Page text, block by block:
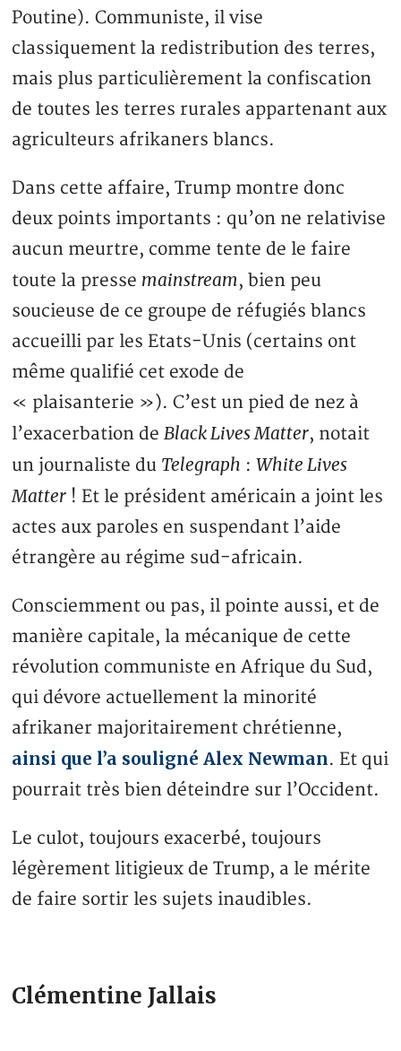
Poutine). Communiste, il vise
classiquement la redistribution des terres,
mais plus particulièrement la confiscation
de toutes les terres rurales appartenant aux
agriculteurs afrikaners blancs.
Dans cette affaire, Trump montre donc
deux points importants : qu’on ne relativise
aucun meurtre, comme tente de le faire
toute la presse mainstream, bien peu
soucieuse de ce groupe de réfugiés blancs
accueilli par les Etats-Unis (certains ont
même qualifié cet exode de
« plaisanterie »). C’est un pied de nez à
l’exacerbation deBlack Lives Matter, notait
un journaliste du Telegraph :White Lives
Matter ! Et le président américain a joint les
actes aux paroles en suspendant l’aide
étrangère au régime sud-africain.
Consciemment ou pas, il pointe aussi, et de
manière capitale, la mécanique de cette
révolution communiste en Afrique du Sud,
qui dévore actuellement la minorité
afrikaner majoritairement chrétienne,
ainsi que l’a souligné Alex Newman. Et qui
pourrait très bien déteindre sur l’Occident.
Le culot, toujours exacerbé, toujours
légèrement litigieux de Trump, a le mérite
de faire sortir les sujets inaudibles.
Clémentine Jallais